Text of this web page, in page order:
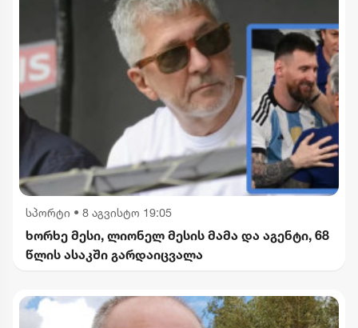
სპორტი • 8 აგვისტო 19:05
ხორხე მესი, ლიონელ მესის მამა და აგენტი, 68
წლის ასაკში გარდაიცვალა